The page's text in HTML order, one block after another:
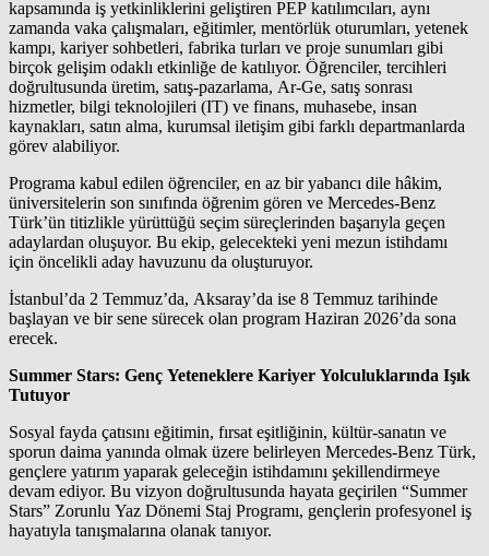
kapsamında iş yetkinliklerini geliştiren PEP katılımcıları, aynı
zamanda vaka çalışmaları, eğitimler, mentörlük oturumları, yetenek
kampı, kariyer sohbetleri, fabrika turları ve proje sunumları gibi
birçok gelişim odaklı etkinliğe de katılıyor. Öğrenciler, tercihleri
doğrultusunda üretim, satış-pazarlama, Ar-Ge, satış sonrası
hizmetler, bilgi teknolojileri (IT) ve finans, muhasebe, insan
kaynakları, satın alma, kurumsal iletişim gibi farklı departmanlarda
görev alabiliyor.
Programa kabul edilen öğrenciler, en az bir yabancı dile hâkim,
üniversitelerin son sınıfında öğrenim gören ve Mercedes-Benz
Türk’ün titizlikle yürüttüğü seçim süreçlerinden başarıyla geçen
adaylardan oluşuyor. Bu ekip, gelecekteki yeni mezun istihdamı
için öncelikli aday havuzunu da oluşturuyor.
İstanbul’da 2 Temmuz’da, Aksaray’da ise 8 Temmuz tarihinde
başlayan ve bir sene sürecek olan program Haziran 2026’da sona
erecek.
Summer Stars: Genç Yeteneklere Kariyer Yolculuklarında Işık
Tutuyor
Sosyal fayda çatısını eğitimin, fırsat eşitliğinin, kültür-sanatın ve
sporun daima yanında olmak üzere belirleyen Mercedes-Benz Türk,
gençlere yatırım yaparak geleceğin istihdamını şekillendirmeye
devam ediyor. Bu vizyon doğrultusunda hayata geçirilen “Summer
Stars” Zorunlu Yaz Dönemi Staj Programı, gençlerin profesyonel iş
hayatıyla tanışmalarına olanak tanıyor.